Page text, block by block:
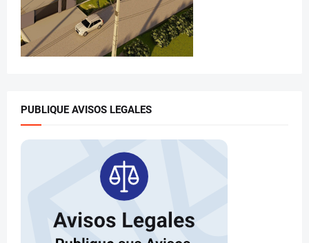
PUBLIQUE AVISOS LEGALES